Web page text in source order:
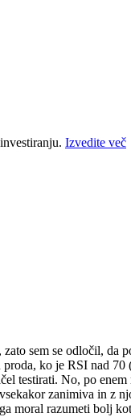
Izvedite več
sem se odločil, da
ko je RSI nad 70
testirati. No, po
zanimiva in z
moral razumeti bolj